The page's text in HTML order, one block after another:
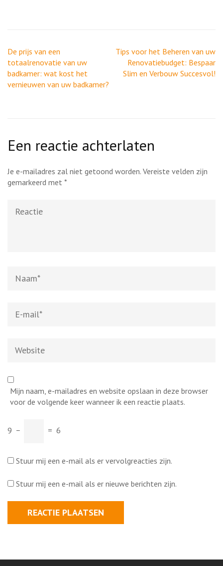
Berichtnavigatie
De prijs van een
totaalrenovatie van uw
badkamer: wat kost het
vernieuwen van uw badkamer?
Tips voor het Beheren van uw
Renovatiebudget: Bespaar
Slim en Verbouw Succesvol!
Een reactie achterlaten
Je e-mailadres zal niet getoond worden. Vereiste velden zijn
gemarkeerd met *
mail*
Mijn naam, e-mailadres en website opslaan in deze browser
voor de volgende keer wanneer ik een reactie plaats.
9 − = 6
Stuur mij een e-mail als er vervolgreacties zijn.
Stuur mij een e-mail als er nieuwe berichten zijn.